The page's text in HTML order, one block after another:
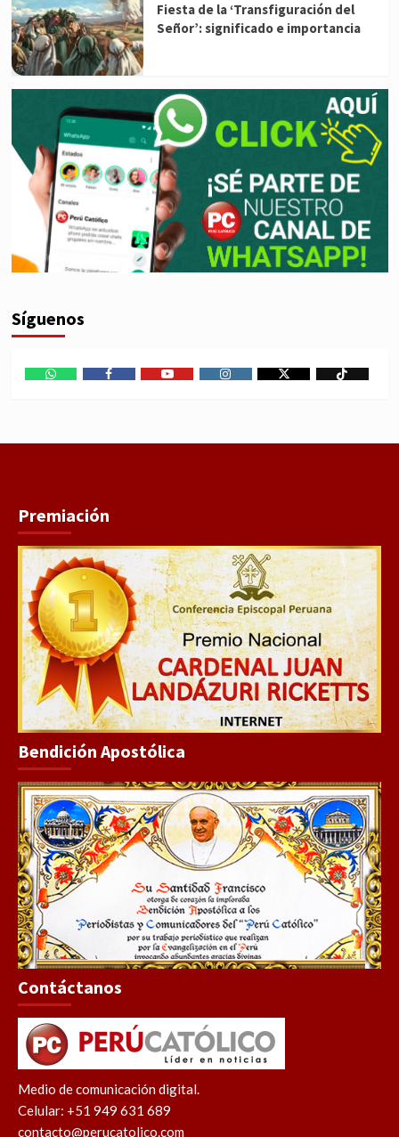
Fiesta de la ‘Transfiguración del
Señor’: significado e importancia
Síguenos
Premiación
Bendición Apostólica
Contáctanos
Medio de comunicación digital.
Celular: +51 949 631 689
contacto@perucatolico.com